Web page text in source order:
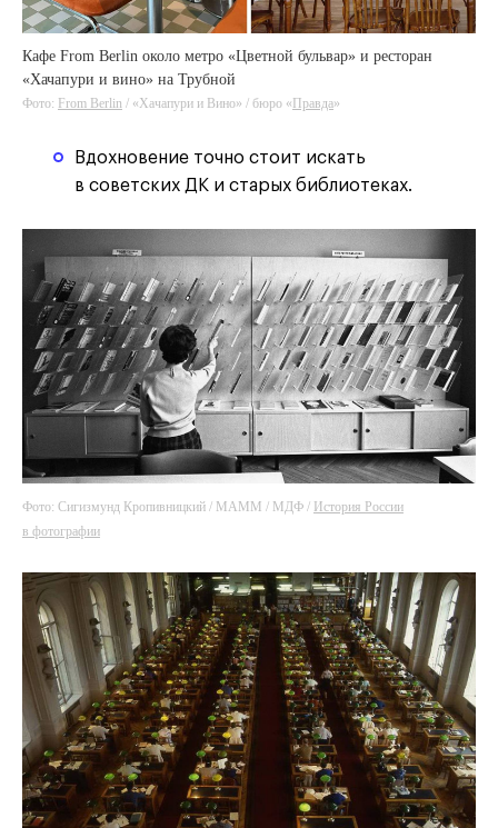
Кафе From Berlin около метро «Цветной бульвар» и ресторан
«Хачапури и вино» на Трубной
Фото: From Berlin / «Хачапури и Вино» / бюро «Правда»
Вдохновение точно стоит искать
в советских ДК и старых библиотеках.
Фото: Сигизмунд Кропивницкий / МАММ / МДФ / История России
в фотографии